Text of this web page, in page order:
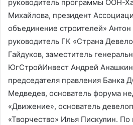
руководитель программы ООН-
Михайлова, президент
объединение строителей»
руководитель ГК «Страна
Гайдуков, заместитель
ЮгСтройИнвест Андрей
председателя правления Банка
Медведев, основатель форума
«Движение», основатель
«Творчество» Илья Пискулин.